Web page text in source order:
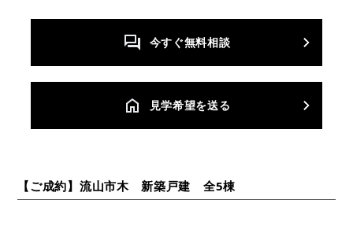
今すぐ無料相談
⾒学希望を送る
【ご成約】流山市木 新築戸建 全5棟